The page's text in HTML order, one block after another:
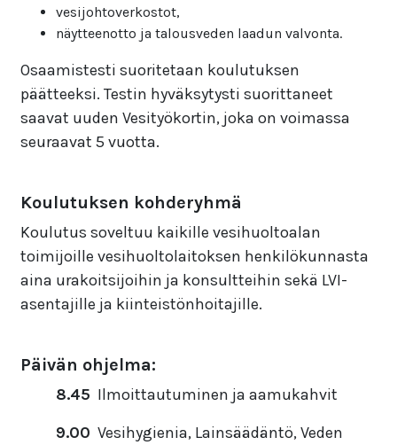
vesijohtoverkostot,
näytteenotto ja talousveden laadun valvonta.
Osaamistesti suoritetaan koulutuksen
päätteeksi. Testin hyväksytysti suorittaneet
saavat uuden Vesityökortin, joka on voimassa
seuraavat 5 vuotta.
Koulutuksen kohderyhmä
Koulutus soveltuu kaikille vesihuoltoalan
toimijoille vesihuoltolaitoksen henkilökunnasta
aina urakoitsijoihin ja konsultteihin sekä LVI-
asentajille ja kiinteistönhoitajille.
Päivän ohjelma:
8.45 Ilmoittautuminen ja aamukahvit
9.00 Vesihygienia, Lainsäädäntö, Veden